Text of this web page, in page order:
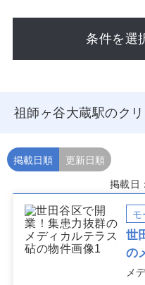
が分かれる点を評価して
位置は高齢層のアクセス
周辺店舗の営業時間など
地で確認すると有益です
は間口の広さと雨天時の
初期の認知形成コストと
的です。患者の来院頻度
とプライバシー確保に配
当サイトでは、公開中の
な区画も個別にご提案し
大蔵のクリニック向け物
条件を選
祖師ヶ谷大蔵駅のク
掲載日順 更新日順
掲載日
モ
世
の
メ